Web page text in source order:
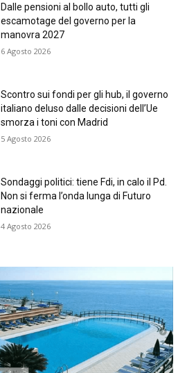
Dalle pensioni al bollo auto, tutti gli
escamotage del governo per la
manovra 2027
6 Agosto 2026
Scontro sui fondi per gli hub, il governo
italiano deluso dalle decisioni dell’Ue
smorza i toni con Madrid
5 Agosto 2026
Sondaggi politici: tiene Fdi, in calo il Pd.
Non si ferma l’onda lunga di Futuro
nazionale
4 Agosto 2026